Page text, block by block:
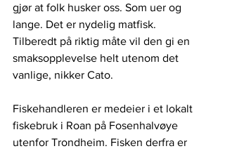
gjør at folk husker oss. Som uer og
lange. Det er nydelig matfisk.
Tilberedt på riktig måte vil den gi en
smaksopplevelse helt utenom det
vanlige, nikker Cato.
Fiskehandleren er medeier i et lokalt
fiskebruk i Roan på Fosenhalvøye
utenfor Trondheim. Fisken derfra er